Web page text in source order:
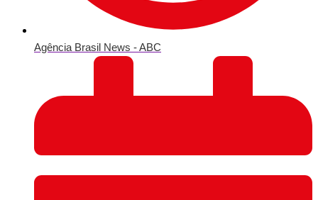
Agência Brasil News - ABC